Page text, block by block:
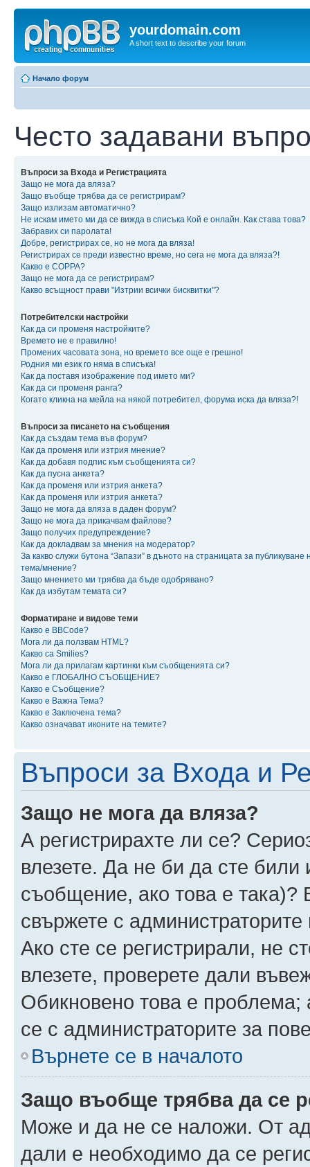
yourdomain.com
A short text to describe your forum
Начало форум
Често задавани
Въпроси за Входа и Регистрацията
Защо не мога да вляза?
Защо въобще трябва да се регистрирам?
Защо излизам автоматично?
Не искам името ми да се вижда в списъка Кой е онлайн. Как става това?
Забравих си паролата!
Добре, регистрирах се, но не мога да вляза!
Регистрирах се преди известно време, но сега не мога да вляза?!
Какво е COPPA?
Защо не мога да се регистрирам?
Какво всъщност прави "Изтрии всички бисквитки"?
Потребителски настройки
Как да си променя настройките?
Времето не е правилно!
Промених часовата зона, но времето все още е грешно!
Родния ми език го няма в списъка!
Как да поставя изображение под името ми?
Как да си променя ранга?
Когато кликна на мейла на някой потребител, форума иска да вляза?!
Въпроси за писането на съобщения
Как да създам тема във форум?
Как да променя или изтрия мнение?
Как да добавя подпис към съобщенията си?
Как да пусна анкета?
Как да променя или изтрия анкета?
Как да променя или изтрия анкета?
Защо не мога да вляза в даден форум?
Защо не мога да прикачвам файлове?
Защо получих предупреждение?
Как да докладвам за мнения на модератор?
За какво служи бутона “Запази” в дъното на страницата за публикуване
тема/мнение?
Защо мнението ми трябва да бъде одобрявано?
Как да избутам темата си?
Форматиране и видове теми
Какво е BBCode?
Мога ли да ползвам HTML?
Какво са Smilies?
Мога ли да прилагам картинки към съобщенията си?
Какво е ГЛОБАЛНО СЪОБЩЕНИЕ?
Какво е Съобщение?
Какво е Важна Тема?
Какво е Заключена тема?
Какво означават иконите на темите?
Въпроси за Входа и
Защо не мога да вляза?
А регистрирахте ли се?
влезете. Да не би да сте
съобщение, ако това е така)?
свържете с
Ако сте се регистрирали, не
влезете, проверете дали
Обикновено това е проблема;
се с администраторите за
Върнете се в началото
Защо въобще трябва да се
Може и да не се наложи. От
дали е необходимо да се